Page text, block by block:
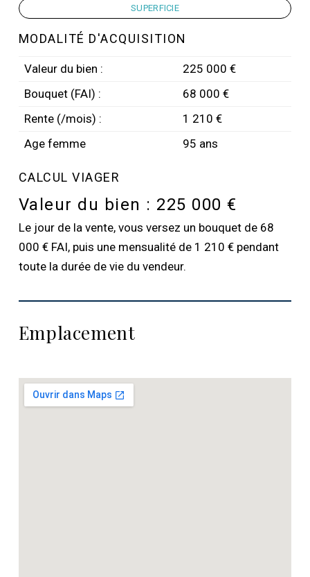
SUPERFICIE
MODALITÉ D'ACQUISITION
Valeur du bien :
225 000 €
Bouquet (FAI) :
68 000 €
Rente (/mois) :
1 210 €
Age femme
95 ans
CALCUL VIAGER
Valeur du bien : 225 000 €
Le jour de la vente, vous versez un bouquet de 68
000 € FAI, puis une mensualité de 1 210 € pendant
toute la durée de vie du vendeur.
Emplacement